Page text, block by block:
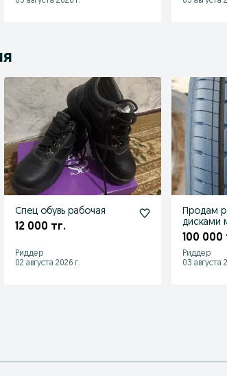
Спец обувь рабочая
12 000 тг.
Риддер
02 августа 2026 г.
Продам
дисками
100 000
Риддер
03 августа